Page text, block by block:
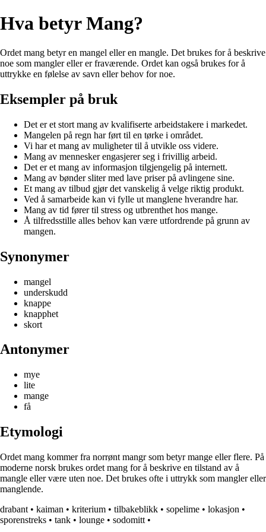
Hva betyr Mang?
Ordet mang betyr en mangel eller en mangle. Det brukes for å beskrive
noe som mangler eller er fraværende. Ordet kan også brukes for å
uttrykke en følelse av savn eller behov for noe.
Eksempler på bruk
Det er et stort mang av kvalifiserte arbeidstakere i markedet.
Mangelen på regn har ført til en tørke i området.
Vi har et mang av muligheter til å utvikle oss videre.
Mang av mennesker engasjerer seg i frivillig arbeid.
Det er et mang av informasjon tilgjengelig på internett.
Mang av bønder sliter med lave priser på avlingene sine.
Et mang av tilbud gjør det vanskelig å velge riktig produkt.
Ved å samarbeide kan vi fylle ut manglene hverandre har.
Mang av tid fører til stress og utbrenthet hos mange.
Å tilfredsstille alles behov kan være utfordrende på grunn av
mangen.
Synonymer
mangel
underskudd
knappe
knapphet
skort
Antonymer
mye
lite
mange
få
Etymologi
Ordet mang kommer fra norrønt mangr som betyr mange eller flere. På
moderne norsk brukes ordet mang for å beskrive en tilstand av å
mangle eller være uten noe. Det brukes ofte i uttrykk som mangler eller
manglende.
drabant • kaiman • kriterium • tilbakeblikk • sopelime • lokasjon •
sporenstreks • tank • lounge • sodomitt •